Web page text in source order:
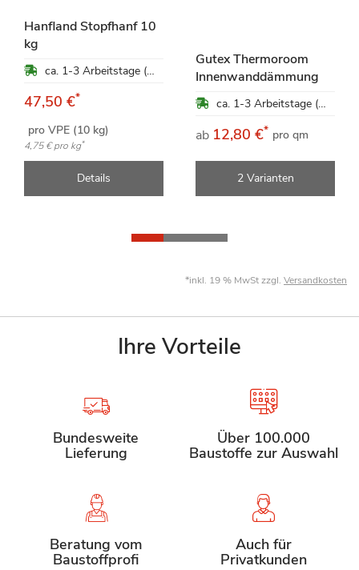
Hanfland Stopfhanf 10
kg
ca. 1-3 Arbeitstage (Mo-Fr)
47,50 €*
pro VPE (10 kg)
4,75 €pro kg*
Details
Gutex Thermoroom
Innenwanddämmung
ca. 1-3 Arbeitstage (Mo-Fr)
ab 12,80 €* pro qm
2 Varianten
*inkl. 19 % MwSt zzgl. Versandkosten
Ihre Vorteile
Bundesweite
Lieferung
Über 100.000
Baustoffe zur Auswahl
Beratung vom
Baustoffprofi
Auch für
Privatkunden